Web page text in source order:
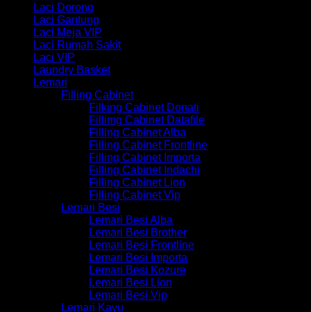
Laci Dorong
Laci Gantung
Laci Meja VIP
Laci Rumah Sakit
Laci VIP
Laundry Basket
Lemari
Filling Cabinet
Filking Cabinet Donati
Fillimg Cabinet Datafile
Filling Cabinet Alba
Filling Cabinet Frontline
Filling Cabinet Importa
Filling Cabinet Indachi
Filling Cabinet Lion
Filling Cabinet Vip
Lemari Besi
Lemari Besi Alba
Lemari Besi Brother
Lemari Besi Frontline
Lemari Besi Importa
Lemari Besi Kozure
Lemari Besi Lion
Lemari Besi Vip
Lemari Kayu